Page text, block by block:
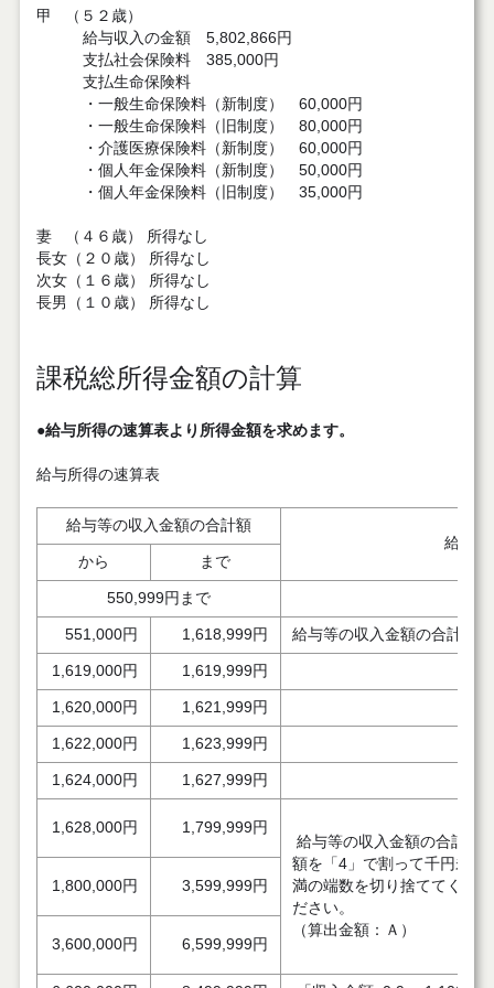
甲 （５２歳）
給与収入の金額 5,802,866円
支払社会保険料 385,000円
支払生命保険料
・一般生命保険料（新制度） 60,000円
・一般生命保険料（旧制度） 80,000円
・介護医療保険料（新制度） 60,000円
・個人年金保険料（新制度） 50,000円
・個人年金保険料（旧制度） 35,000円
妻 （４６歳） 所得なし
長女（２０歳） 所得なし
次女（１６歳） 所得なし
長男（１０歳） 所得なし
課税総所得金額の計算
●給与所得の速算表より所得金額を求めます。
給与所得の速算表
給与等の収入金額の合計額
給与所
から
まで
550,999円まで
551,000円 1,618,999円 給与等の収入金額の合計額
1,619,000円 1,619,999円
1,620,000円 1,621,999円
1,622,000円 1,623,999円
1,624,000円 1,627,999円
1,628,000円
1,799,999円
給与等の収入金額の合計
額を「4」で割って千円未
満の端数を切り捨ててく
ださい。
（算出金額：Ａ）
1,800,000円 3,599,999円
3,600,000円 6,599,999円